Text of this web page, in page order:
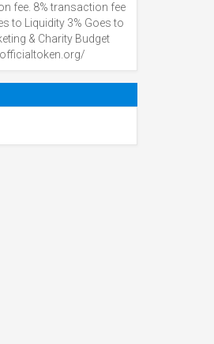
fee. 8% transaction fee
to Liquidity 3% Goes to
& Charity Budget